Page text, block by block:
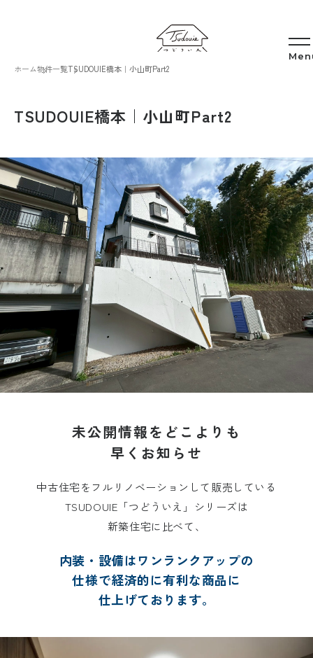
ホーム物件一覧TSUDOUIE橋本｜小山町Part2
TSUDOUIE橋本｜小山町Part2
未公開情報をどこよりも
早くお知らせ
中古住宅をフルリノベーションして販売している
TSUDOUIE「つどういえ」シリーズは
新築住宅に比べて、
内装・設備はワンランクアップの
仕様で経済的に有利な商品に
仕上げております。